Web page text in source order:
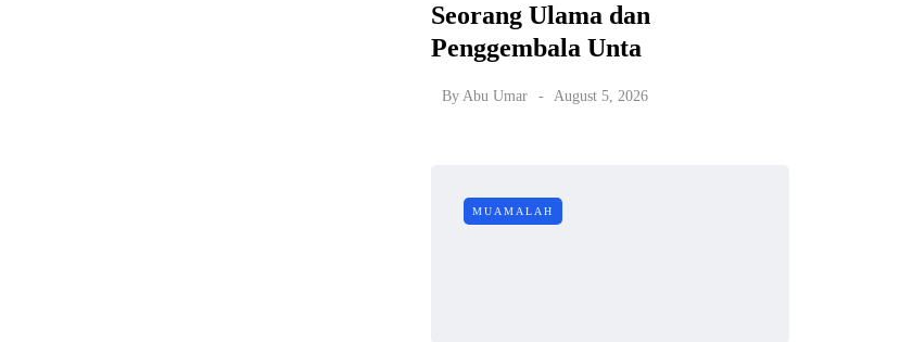
Seorang Ulama dan
Penggembala Unta
By Abu Umar August 5, 2026
MUAMALAH